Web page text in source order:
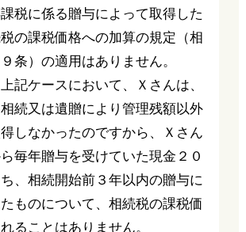
税に係る贈与によって取得した
の課税価格への加算の規定（相
条）の適用はありません。
記ケースにおいて、Ｘさんは、
続又は遺贈により管理残額以外
しなかったのですから、Ｘさん
毎年贈与を受けていた現金２０
、相続開始前３年以内の贈与に
ものについて、相続税の課税価
ることはありません。